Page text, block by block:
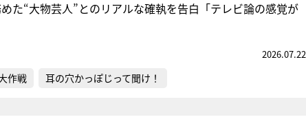
た“大物芸人”とのリアルな確執を告白「テレビ論の感覚が
2026.07.22
作戦 耳の穴かっぽじって聞け！